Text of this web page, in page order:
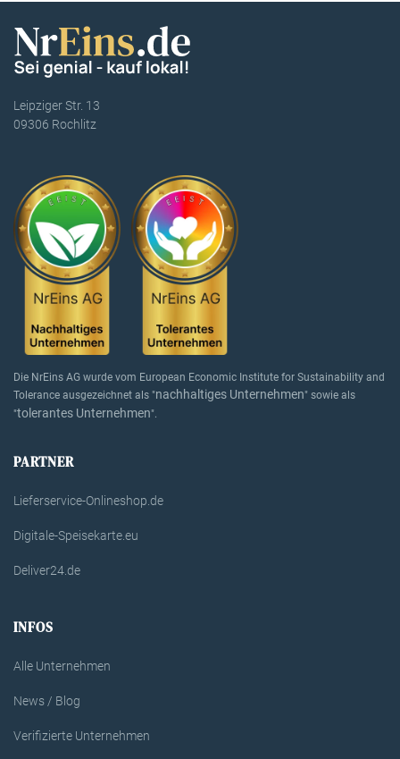
Leipziger Str. 13
09306 Rochlitz
Die NrEins AG wurde vom European Economic Institute for Sustainability and
Tolerance ausgezeichnet als "nachhaltiges Unternehmen" sowie als
"tolerantes Unternehmen".
PARTNER
Lieferservice-Onlineshop.de
Digitale-Speisekarte.eu
Deliver24.de
INFOS
Alle Unternehmen
News / Blog
Verifizierte Unternehmen